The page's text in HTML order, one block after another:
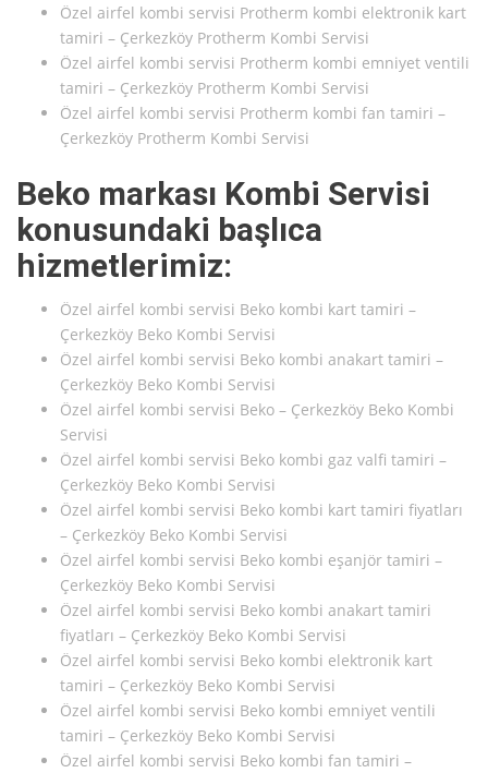
Özel airfel kombi servisi Protherm kombi elektronik kart
tamiri – Çerkezköy Protherm Kombi Servisi
Özel airfel kombi servisi Protherm kombi emniyet ventili
tamiri – Çerkezköy Protherm Kombi Servisi
Özel airfel kombi servisi Protherm kombi fan tamiri –
Çerkezköy Protherm Kombi Servisi
Beko markası Kombi Servisi
konusundaki başlıca
hizmetlerimiz:
Özel airfel kombi servisi Beko kombi kart tamiri –
Çerkezköy Beko Kombi Servisi
Özel airfel kombi servisi Beko kombi anakart tamiri –
Çerkezköy Beko Kombi Servisi
Özel airfel kombi servisi Beko – Çerkezköy Beko Kombi
Servisi
Özel airfel kombi servisi Beko kombi gaz valfi tamiri –
Çerkezköy Beko Kombi Servisi
Özel airfel kombi servisi Beko kombi kart tamiri fiyatları
– Çerkezköy Beko Kombi Servisi
Özel airfel kombi servisi Beko kombi eşanjör tamiri –
Çerkezköy Beko Kombi Servisi
Özel airfel kombi servisi Beko kombi anakart tamiri
fiyatları – Çerkezköy Beko Kombi Servisi
Özel airfel kombi servisi Beko kombi elektronik kart
tamiri – Çerkezköy Beko Kombi Servisi
Özel airfel kombi servisi Beko kombi emniyet ventili
tamiri – Çerkezköy Beko Kombi Servisi
Özel airfel kombi servisi Beko kombi fan tamiri –